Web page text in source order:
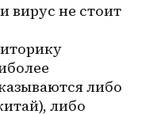
вирус не стоит
либо
либо